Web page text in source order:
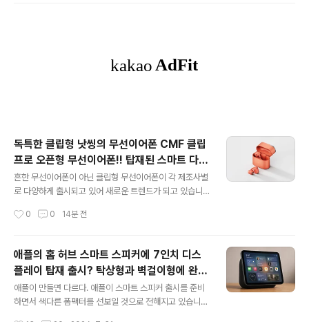
독특한 클립형 낫씽의 무선이어폰 CMF 클립
프로 오픈형 무선이어폰!! 탑재된 스마트 다이
얼 기능은 뭘까?
흔한 무선이어폰이 아닌 클립형 무선이어폰이 각 제조사별
로 다양하게 출시되고 있어 새로운 트렌드가 되고 있습니
스 제조업체로 이번에는 스마트 다이얼을 탑재한 무선이어
로 이어폰은 오픈형 스타일로 장시간 사용해도 청각에 무
리가 덜한 편이라 클립형을 사용해 볼까 하는 분들에게 괜
찮은 선택지가 될 수 있지 않을까 생각합니다. 귀에 집게 형
태로 장착하는 것이기 때문에 사용 중 귀에서 떨어질까 고
민을 안 해도 될 것 같습니다. 조금은 색다른 디자인이라 어
0 0 14분 전
애플의 홈 허브 스마트 스피커에 7인치 디스
플레이 탑재 출시? 탁상형과 벽걸이형에 완전
새로운 운영체제 적용!!
애플이 만들면 다르다. 애플이 스마트 스피커 출시를 준비
하면서 색다른 폼팩터를 선보일 것으로 전해지고 있습니